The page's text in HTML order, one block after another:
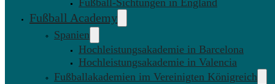
Fußball Academy
Spanien
Hochleistungsakademie in Barcelona
Hochleistungsakademie in Valencia
Fußballakademien im Vereinigten Königreich